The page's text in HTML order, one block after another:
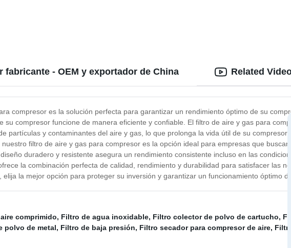
- OEM y exportador de China
compresor es la solución perfecta para garantizar un rendimiento óptimo de su
compresor funcione de manera eficiente y confiable. El filtro de aire y gas para
partículas y contaminantes del aire y gas, lo que prolonga la vida útil de su compresor
filtro de aire y gas para compresor es la opción ideal para empresas que buscan
duradero y resistente asegura un rendimiento consistente incluso en las
la combinación perfecta de calidad, rendimiento y durabilidad para satisfacer las
la mejor opción para proteger su inversión y garantizar un funcionamiento óptimo de
Related
comprimido, Filtro de agua inoxidable, Filtro colector de polvo de cartucho,
polvo de metal, Filtro de baja presión, Filtro secador para compresor de aire,